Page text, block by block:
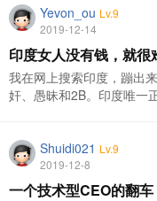
Yevon_ou Lv.9
2019-12-14
印度女人没有钱，就很
我在网上搜索印度，蹦出
奸、愚昧和2B。印度唯一
Shuidi021 Lv.9
2019-12-8
一个技术型CEO的翻车